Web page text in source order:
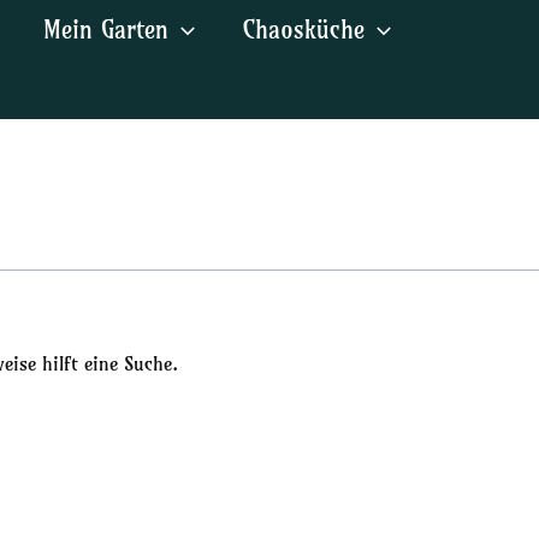
Mein Garten Chaosküche
hilft eine Suche.